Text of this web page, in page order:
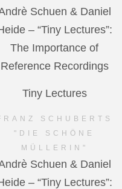
Schuen & Daniel
– “Tiny Lectures”:
The Importance of
Reference Recordings
Tiny Lectures
SCHUBERTS
"DIE SCHÖNE
MÜLLERIN"
Schuen & Daniel
– “Tiny Lectures”: